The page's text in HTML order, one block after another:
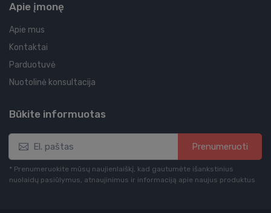
Apie įmonę
Apie mus
Kontaktai
Parduotuvė
Nuotolinė konsultacija
Būkite informuotas
Prenumeruoti
* Prenumeruokite mūsų naujienlaiškį, kad gautumėte išankstinius
nuolaidų pasiūlymus, atnaujinimus ir informaciją apie naujus produktus